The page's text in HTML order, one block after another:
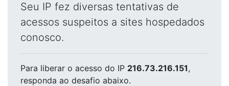
Seu IP fez diversas tentativas de
acessos suspeitos a sites hospedados
conosco.
Para liberar o acesso do IP 216.73.216.151,
responda ao desafio abaixo.